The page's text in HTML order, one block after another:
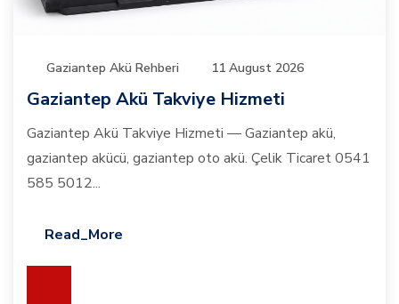
Gaziantep Akü Rehberi 11 August 2026
Gaziantep Akü Takviye Hizmeti
Gaziantep Akü Takviye Hizmeti — Gaziantep akü,
gaziantep akücü, gaziantep oto akü. Çelik Ticaret 0541
585 5012...
Read_More